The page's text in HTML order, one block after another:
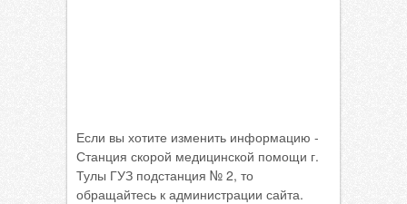
Если вы хотите изменить информацию -
Станция скорой медицинской помощи г.
Тулы ГУЗ подстанция № 2, то
обращайтесь к администрации сайта.